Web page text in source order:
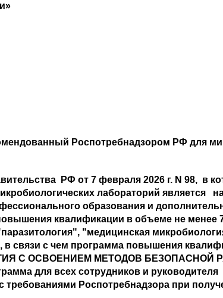
»
Роспотребнадзором РФ для
РФ от 7 февраля 2026 г. N 98, в
лабораторий является
образования и
квалификации в объеме не менее
"медицинская
в связи с чем программа повышения
С ОСВОЕНИЕМ МЕТОДОВ БЕЗОПАСНОЙ
для всех сотрудников и руководителя
требованиями Роспотребнадзора при